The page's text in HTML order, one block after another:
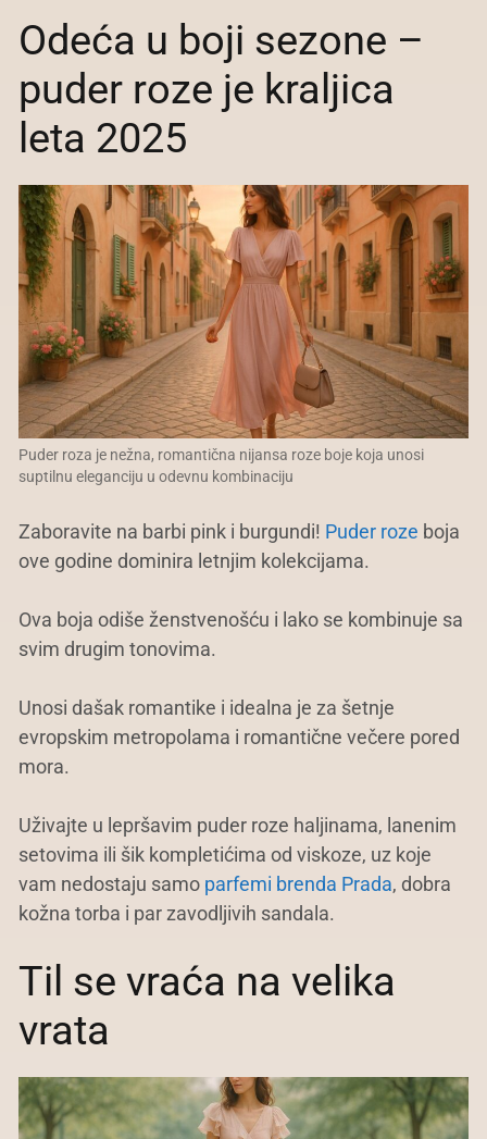
Odeća u boji sezone –
puder roze je kraljica
leta 2025
Puder roza je nežna, romantična nijansa roze boje koja unosi
suptilnu eleganciju u odevnu kombinaciju
Zaboravite na barbi pink i burgundi! Puder roze boja
ove godine dominira letnjim kolekcijama.
Ova boja odiše ženstvenošću i lako se kombinuje sa
svim drugim tonovima.
Unosi dašak romantike i idealna je za šetnje
evropskim metropolama i romantične večere pored
mora.
Uživajte u lepršavim puder roze haljinama, lanenim
setovima ili šik kompletićima od viskoze, uz koje
vam nedostaju samo parfemi brenda Prada, dobra
kožna torba i par zavodljivih sandala.
Til se vraća na velika
vrata